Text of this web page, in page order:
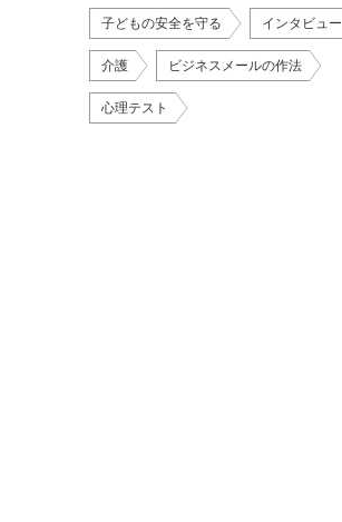
子どもの安全を守る インタビュー
介護 ビジネスメールの作法
心理テスト